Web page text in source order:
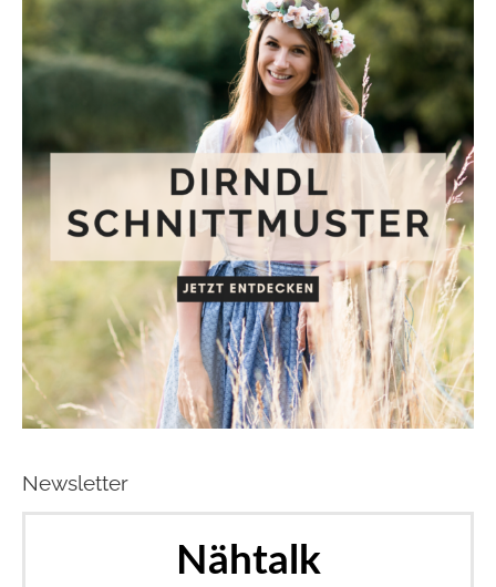
Newsletter
Nähtalk